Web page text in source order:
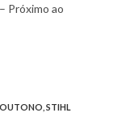
Próximo ao
OUTONO STIHL